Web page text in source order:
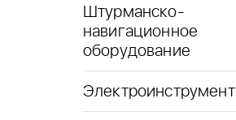
Штурманско-
навигационное
оборудование
Электроинструмент